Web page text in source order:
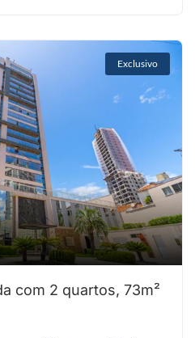
Exclusivo
com 2 quartos, 73m²